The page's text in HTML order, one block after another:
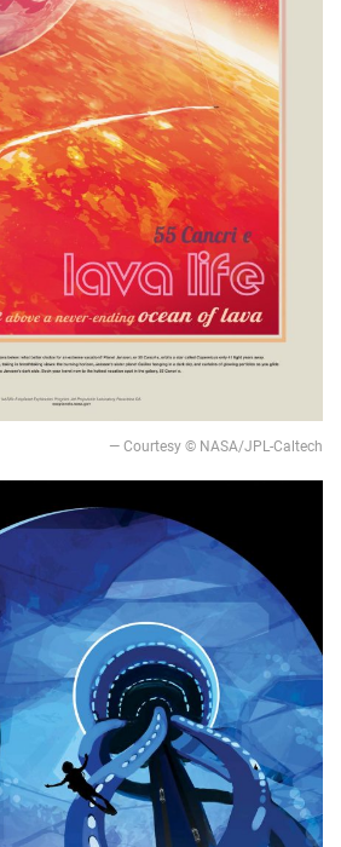
— Courtesy © NASA/JPL-Caltech